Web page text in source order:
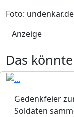
Foto: undenkar.de
Anzeige
Das
Gedenkfeier
Soldaten